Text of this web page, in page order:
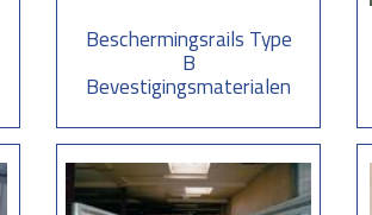
Beschermingsrails Type
B
Bevestigingsmaterialen